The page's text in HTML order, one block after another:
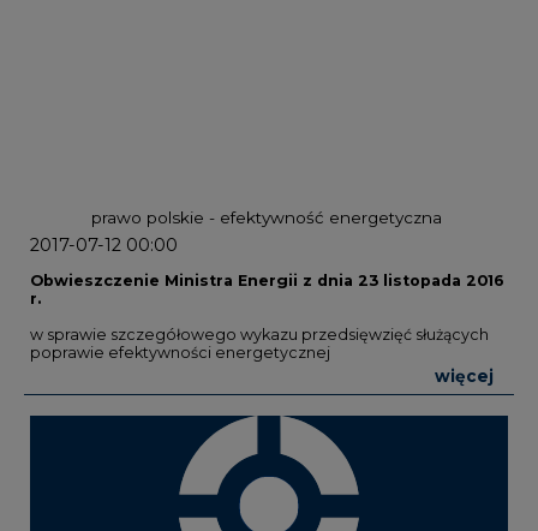
prawo polskie - efektywność energetyczna
2017-07-12 00:00
Obwieszczenie Ministra Energii z dnia 23 listopada 2016
r.
w sprawie szczegółowego wykazu przedsięwzięć służących
poprawie efektywności energetycznej
więcej